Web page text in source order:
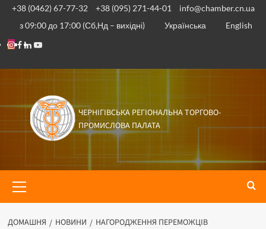
+38 (0462) 67-77-32 +38 (095) 271-44-01
info@chamber.cn.ua
з 09:00 до 17:00 (Сб,Нд – вихідні)
Українська English
ЧЕРНІГІВСЬКА РЕГІОНАЛЬНА ТОРГОВО-
ПРОМИСЛОВА ПАЛАТА
ДОМАШНЯ НОВИНИ
НАГОРОДЖЕННЯ ПЕРЕМОЖЦІВ